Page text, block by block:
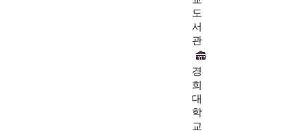
도
서
관
경
희
대
학
교